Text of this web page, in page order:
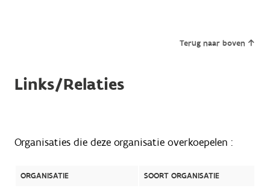
Terug naar boven
Links/Relaties
Organisaties die deze organisatie overkoepelen :
ORGANISATIE
SOORT ORGANISATIE